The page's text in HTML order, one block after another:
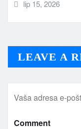
lip 15, 2026
LEAVE A
Vaša adresa e-
Comment